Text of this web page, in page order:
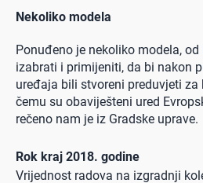
Nekoliko modela
Ponuđeno je nekoliko modela,
izabrati i primijeniti, da bi nakon
uređaja bili stvoreni preduvjeti
čemu su obaviješteni ured
rečeno nam je iz Gradske uprave.
Rok kraj 2018. godine
Vrijednost radova na izgradnji